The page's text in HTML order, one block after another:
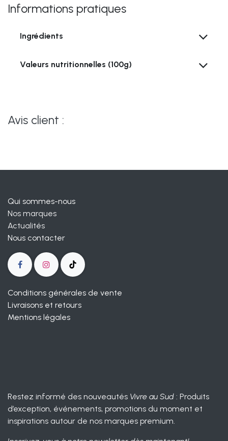
Informations pratiques
Ingrédients
Valeurs nutritionnelles (100g)
Avis client :
Qui sommes-nous
Nos marques
Actualités
Nous contacter
Conditions générales de vente
Livraisons et retours
Mentions légales
Restez informé des nouveautés Vivre au Sud : Produits
d’exception, événements, promotions du moment et
inspirations autour de nos marques premium.